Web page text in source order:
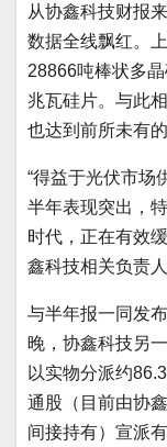
从协鑫科技财报
数据全线飘红。
28866吨棒状多
兆瓦硅片。与此
也达到前所未有
“得益于光伏市场
半年表现突出，
时代，正在有效
鑫科技相关负责人
与半年报一同发
晚，协鑫科技另
以实物分派约
通股（目前由协
间接持有）宣派